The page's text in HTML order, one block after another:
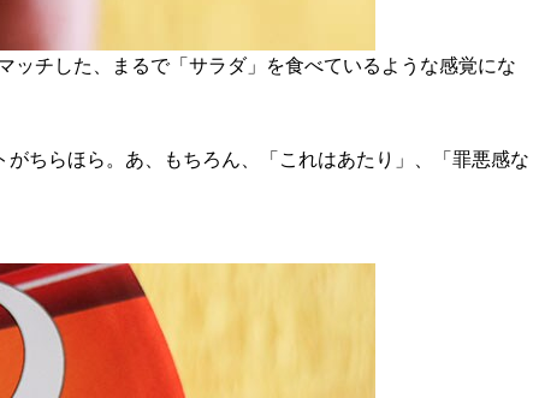
ッチした、まるで「サラダ」を食べているような感覚にな
ちらほら。あ、もちろん、「これはあたり」、「罪悪感な